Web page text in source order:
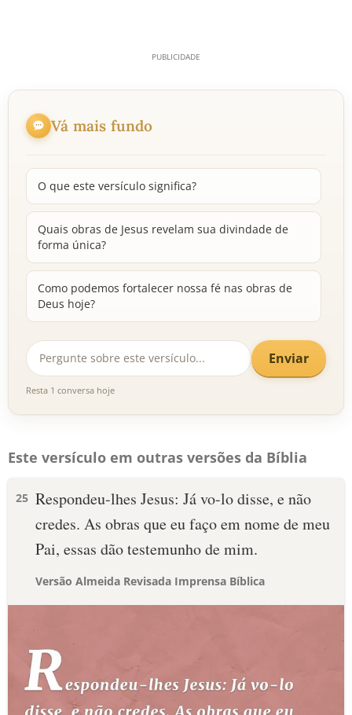
Vá mais fundo
O que este versículo significa?
Quais obras de Jesus revelam sua divindade de
forma única?
Como podemos fortalecer nossa fé nas obras de
Deus hoje?
Enviar
Resta 1 conversa hoje
Este versículo em outras versões da Bíblia
25 Respondeu-lhes Jesus: Já vo-lo disse, e não
credes. As obras que eu faço em nome de meu
Pai, essas dão testemunho de mim.
Versão Almeida Revisada Imprensa Bíblica